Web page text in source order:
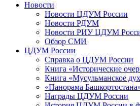
Новости
Новости ЦДУМ России
Новости РДУМ
Новости РИУ ЦДУМ
Обзор СМИ
ЦДУМ России
Справка о ЦДУМ России
Книга «Исторические
Книга «Мусульманское
«Панорама
Награды ЦДУМ России